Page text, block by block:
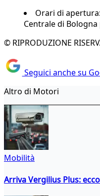
Orari di
Centrale di
© RIPRODUZIONE
Seguici anche su
Altro di Motori
Mobilità
Arriva Vergilius Plus: